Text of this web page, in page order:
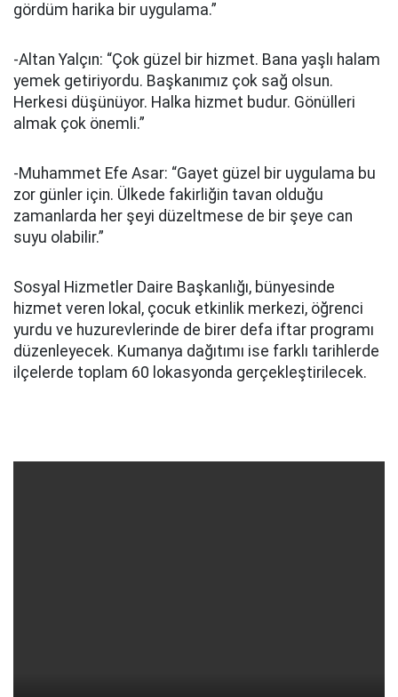
gördüm harika bir uygulama.”
-Altan Yalçın: “Çok güzel bir hizmet. Bana yaşlı halam
yemek getiriyordu. Başkanımız çok sağ olsun.
Herkesi düşünüyor. Halka hizmet budur. Gönülleri
almak çok önemli.”
-Muhammet Efe Asar: “Gayet güzel bir uygulama bu
zor günler için. Ülkede fakirliğin tavan olduğu
zamanlarda her şeyi düzeltmese de bir şeye can
suyu olabilir.”
Sosyal Hizmetler Daire Başkanlığı, bünyesinde
hizmet veren lokal, çocuk etkinlik merkezi, öğrenci
yurdu ve huzurevlerinde de birer defa iftar programı
düzenleyecek. Kumanya dağıtımı ise farklı tarihlerde
ilçelerde toplam 60 lokasyonda gerçekleştirilecek.